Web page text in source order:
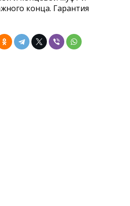
конца. Гарантия